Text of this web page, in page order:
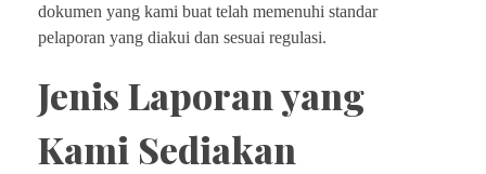
dokumen yang kami buat telah memenuhi standar
pelaporan yang diakui dan sesuai regulasi.
Jenis Laporan yang
Kami Sediakan